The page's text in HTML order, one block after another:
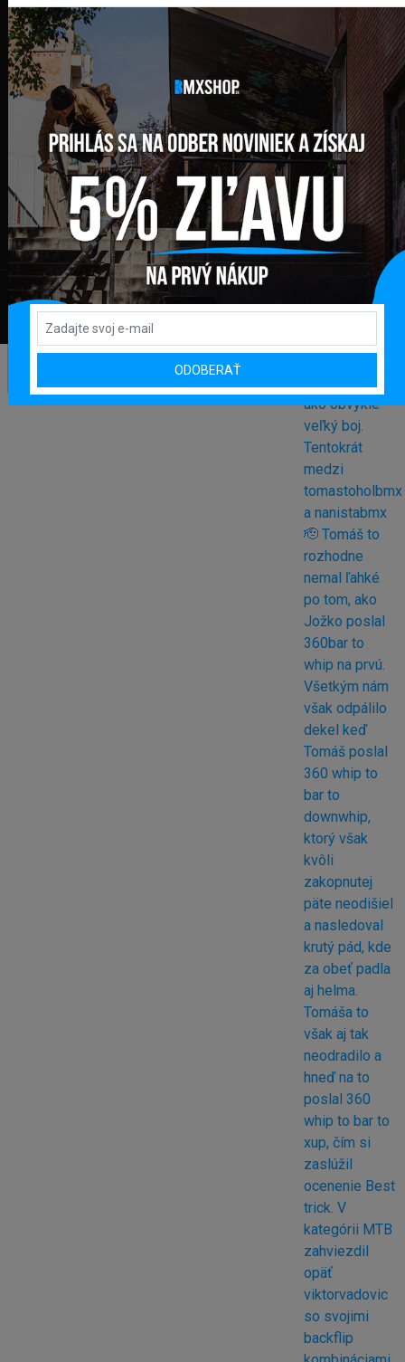
SLEDUJTE NÁS
ODOBERAŤ NOVINKY NA E-MAIL
ODOBERAŤ
© Všetky práva vyhradené pre GLOBAL DIAMONDS s.r.o.
Prenájom e-shopu
ODOBERAŤ